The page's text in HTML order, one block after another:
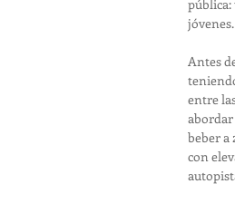
jóvenes.
Antes
entre
abordar
beber a
con